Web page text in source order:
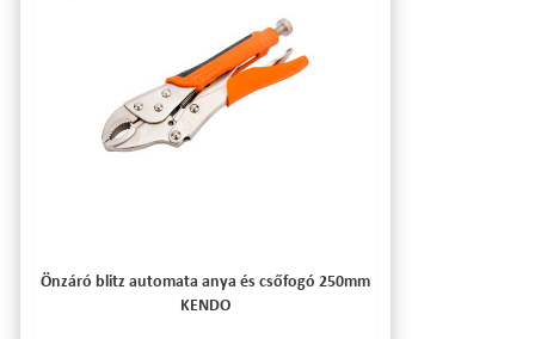
Önzáró blitz automata anya és csőfogó 250mm
KENDO